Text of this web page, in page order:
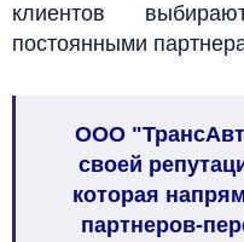
клиентов
постоянными
ООО
своей
которая
партнеров-